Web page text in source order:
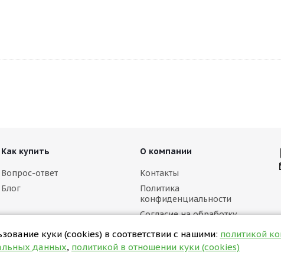
куки (cookies) в соответствии с нашими: политикой
данных, политикой в отношении куки (cookies)
Как купить
Вопрос-ответ
Блог
О компании
Контакты
Политика
конфиденциальности
Согласие на обработку
Политика в отношении куки
(cookies)